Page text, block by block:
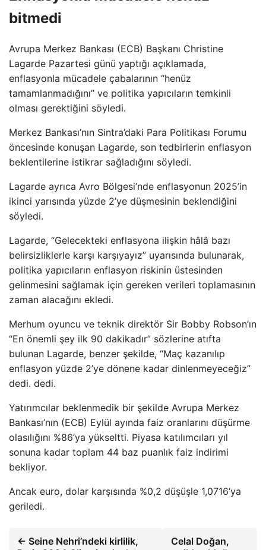
bitmedi
Avrupa Merkez Bankası (ECB) Başkanı Christine
Lagarde Pazartesi günü yaptığı açıklamada,
enflasyonla mücadele çabalarının “henüz
tamamlanmadığını” ve politika yapıcıların temkinli
olması gerektiğini söyledi.
Merkez Bankası’nın Sintra’daki Para Politikası Forumu
öncesinde konuşan Lagarde, son tedbirlerin enflasyon
beklentilerine istikrar sağladığını söyledi.
Lagarde ayrıca Avro Bölgesi’nde enflasyonun 2025’in
ikinci yarısında yüzde 2’ye düşmesinin beklendiğini
söyledi.
Lagarde, “Gelecekteki enflasyona ilişkin hâlâ bazı
belirsizliklerle karşı karşıyayız” uyarısında bulunarak,
politika yapıcıların enflasyon riskinin üstesinden
gelinmesini sağlamak için gereken verileri toplamasının
zaman alacağını ekledi.
Merhum oyuncu ve teknik direktör Sir Bobby Robson’ın
“En önemli şey ilk 90 dakikadır” sözlerine atıfta
bulunan Lagarde, benzer şekilde, “Maç kazanılıp
enflasyon yüzde 2’ye dönene kadar dinlenmeyeceğiz”
dedi. dedi.
Yatırımcılar beklenmedik bir şekilde Avrupa Merkez
Bankası’nın (ECB) Eylül ayında faiz oranlarını düşürme
olasılığını %86’ya yükseltti. Piyasa katılımcıları yıl
sonuna kadar toplam 44 baz puanlık faiz indirimi
bekliyor.
Ancak euro, dolar karşısında %0,2 düşüşle 1,0716’ya
geriledi.
← Seine Nehri’ndeki kirlilik,
Celal Doğan,